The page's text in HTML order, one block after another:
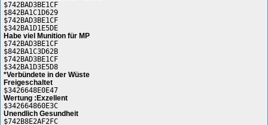
$742BAD3BE1CF
$842BA1C1D629
$742BAD3BE1CF
$342BA1D1E5DE
Habe viel Munition für MP
$742BAD3BE1CF
$842BA1C3D62B
$742BAD3BE1CF
$342BA1D3E5D8
*Verbündete in der Wüste
Freigeschaltet
$3426648E0E47
Wertung :Exzellent
$342664860E3C
Unendlich Gesundheit
$742B8E2AF2FC